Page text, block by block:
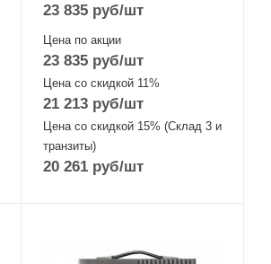
23 835руб/шт
Цена по акции
23 835руб/шт
Цена со скидкой 11%
21 213руб/шт
Цена со скидкой 15% (Склад 3 и
транзиты)
20 261руб/шт